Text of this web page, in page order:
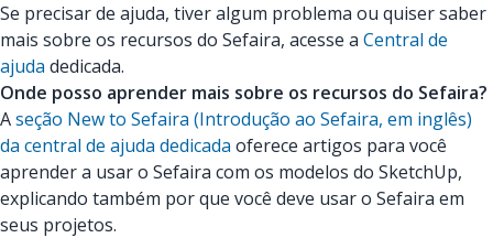
Se precisar de ajuda, tiver algum problema ou quiser saber
mais sobre os recursos do Sefaira, acesse a Central de
ajuda dedicada.
Onde posso aprender mais sobre os recursos do Sefaira?
Aseção New to Sefaira (Introdução ao Sefaira, em inglês)
da central de ajuda dedicada oferece artigos para você
aprender a usar o Sefaira com os modelos do SketchUp,
explicando também por que você deve usar o Sefaira em
seus projetos.